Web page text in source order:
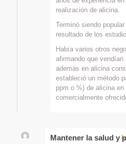
realización de alicina.
Terminó siendo
resultado de los
Había varios otros
afirmando que
además en alicina
estableció un método
ppm o %) de alicina
comercialmente
Mantener la salud y